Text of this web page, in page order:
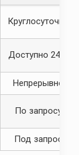
Круглосуточно
Доступно 24/7
Непрерывно
По запросу
Под запрос